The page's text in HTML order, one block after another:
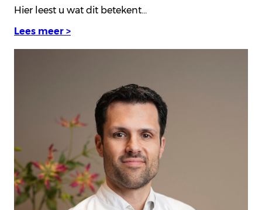
Hier leest u wat dit betekent…
Lees meer >